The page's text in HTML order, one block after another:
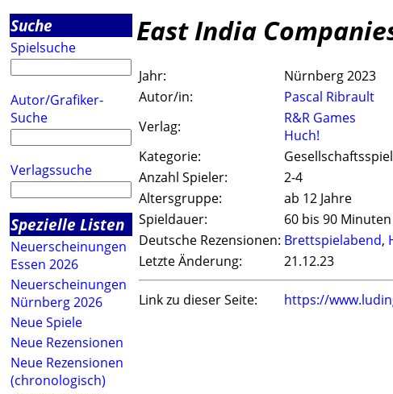
Suche
Spielsuche
Autor/Grafiker-
Suche
Verlagssuche
Spezielle Listen
Neuerscheinungen
Essen 2026
Neuerscheinungen
Nürnberg 2026
Neue Spiele
Neue Rezensionen
Neue Rezensionen
(chronologisch)
East India
Jahr:
Nürnberg 2023
Autor/in:
Pascal Ribrault
Verlag:
R&R Games
Huch!
Kategorie:
Gesellschaftsspiel
Anzahl Spieler:
2-4
Altersgruppe:
ab 12 Jahre
Spieldauer:
60 bis 90 Minuten
Deutsche Rezensionen: Brettspielabend,
Letzte Änderung:
21.12.23
Link zu dieser Seite: https://